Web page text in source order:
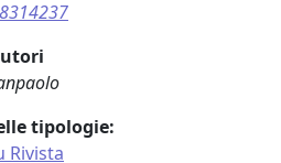
tipologie:
Rivista